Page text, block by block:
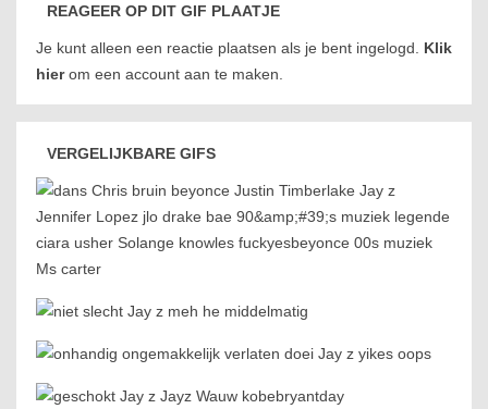
REAGEER OP DIT GIF PLAATJE
Je kunt alleen een reactie plaatsen als je bent ingelogd. Klik
hierom een account aan te maken.
VERGELIJKBARE GIFS